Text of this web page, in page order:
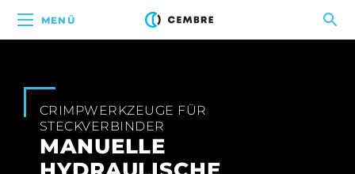
MENÜ
CRIMPWERKZEUGE FÜR
STECKVERBINDER
MANUELLE